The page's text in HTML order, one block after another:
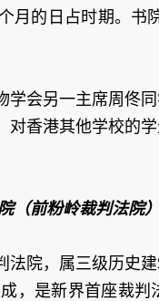
月的日占时期。
学会另一主席周佟
对香港其他学校的
（前粉岭裁判法院）
法院，属三级历史
，是新界首座裁